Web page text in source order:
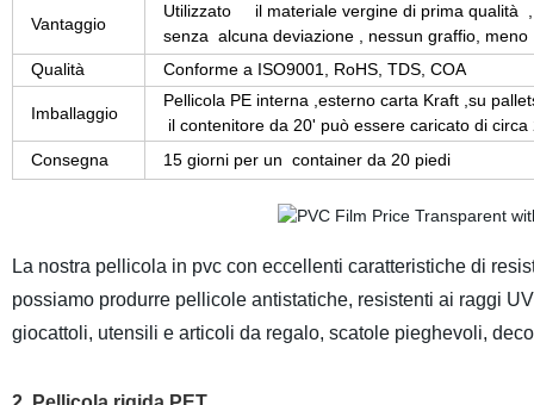
Vantaggio
Utilizzato il materiale vergine di prima qualità
senza alcuna deviazione , nessun graffio,
Qualità
Conforme a ISO9001, RoHS, TDS, COA
Imballaggio
Pellicola PE interna ,esterno carta Kraft ,su
il contenitore da 20' può essere caricato di circa
Consegna
15 giorni per un container da 20 piedi
La nostra pellicola in pvc con eccellenti caratteristiche di
possiamo produrre pellicole antistatiche, resistenti ai raggi
giocattoli, utensili e articoli da regalo, scatole pieghevoli,